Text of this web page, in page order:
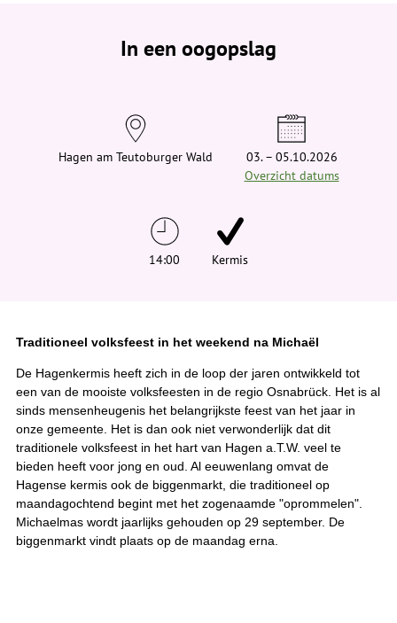
e
In een oogopslag
Hagen am Teutoburger Wald
03. – 05.10.2026
Overzicht datums
14:00 Kermis
Traditioneel volksfeest in het weekend na Michaël
De Hagenkermis heeft zich in de loop der jaren ontwikkeld tot
een van de mooiste volksfeesten in de regio Osnabrück. Het is al
sinds mensenheugenis het belangrijkste feest van het jaar in
onze gemeente. Het is dan ook niet verwonderlijk dat dit
traditionele volksfeest in het hart van Hagen a.T.W. veel te
bieden heeft voor jong en oud. Al eeuwenlang omvat de
Hagense kermis ook de biggenmarkt, die traditioneel op
maandagochtend begint met het zogenaamde "oprommelen".
Michaelmas wordt jaarlijks gehouden op 29 september. De
biggenmarkt vindt plaats op de maandag erna.